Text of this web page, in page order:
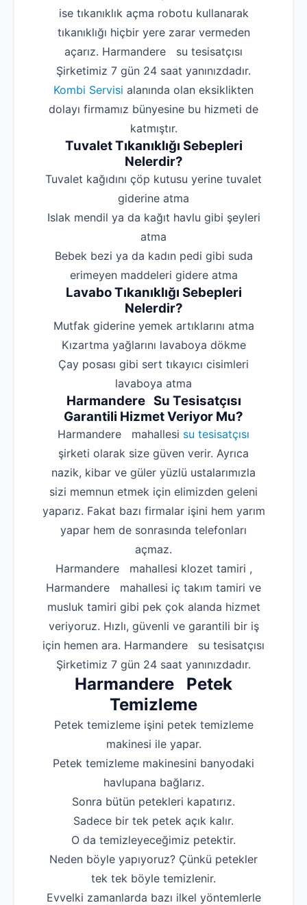
Robotla
Su Kaçağı
Profesyonel Petek
Uzmana Sor
İletişim
ise tıkanıklık açma robotu kullanarak
tıkanıklığı hiçbir yere zarar vermeden
açarız. Harmandere su tesisatçısı
Şirketimiz 7 gün 24 saat yanınızdadır.
Kombi Servisi alanında olan eksiklikten
dolayı firmamız bünyesine bu hizmeti de
katmıştır.
Tuvalet Tıkanıklığı Sebepleri
Nelerdir?
‌Tuvalet kağıdını çöp kutusu yerine tuvalet
giderine atma
‌Islak mendil ya da kağıt havlu gibi şeyleri
atma
‌Bebek bezi ya da kadın pedi gibi suda
erimeyen maddeleri gidere atma
Lavabo Tıkanıklığı Sebepleri
Nelerdir?
‌Mutfak giderine yemek artıklarını atma
‌Kızartma yağlarını lavaboya dökme
‌Çay posası gibi sert tıkayıcı cisimleri
lavaboya atma
Harmandere Su Tesisatçısı
Garantili Hizmet Veriyor Mu?
Harmandere mahallesi su tesisatçısı
şirketi olarak size güven verir. Ayrıca
nazik, kibar ve güler yüzlü ustalarımızla
sizi memnun etmek için elimizden geleni
yaparız. Fakat bazı firmalar işini hem yarım
yapar hem de sonrasında telefonları
açmaz.
Harmandere mahallesi klozet tamiri ,
Harmandere mahallesi iç takım tamiri ve
musluk tamiri gibi pek çok alanda hizmet
veriyoruz. Hızlı, güvenli ve garantili bir iş
için hemen ara. Harmandere su tesisatçısı
Şirketimiz 7 gün 24 saat yanınızdadır.
Harmandere Petek
Temizleme
Petek temizleme işini petek temizleme
makinesi ile yapar.
Petek temizleme makinesini banyodaki
havlupana bağlarız.
Sonra bütün petekleri kapatırız.
Sadece bir tek petek açık kalır.
O da temizleyeceğimiz petektir.
Neden böyle yapıyoruz? Çünkü petekler
tek tek böyle temizlenir.
Evvelki zamanlarda bazı ilkel yöntemlerle